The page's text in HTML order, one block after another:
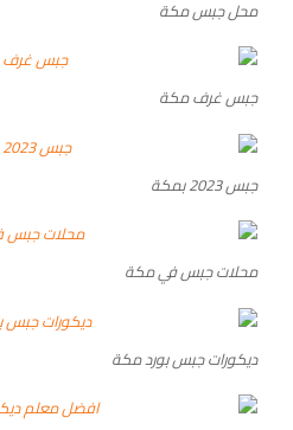
محل جبس مكة
جبس غرف مكة
جبس 2023 بمكة
محلات جبس في مكة
ديكورات جبس بورد مكة